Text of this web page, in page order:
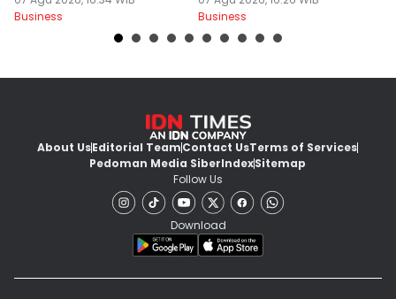
Business
Business
About UsEditorial TeamContact UsTerms of Services
Pedoman Media SiberIndexSitemap
Follow Us
Download